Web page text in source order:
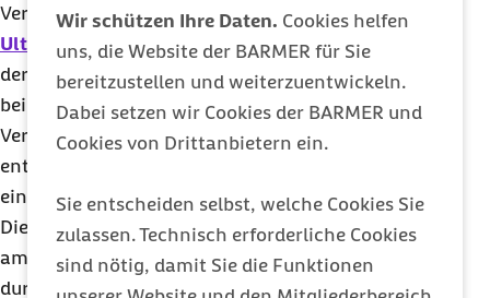
Wir schützen Ihre Daten. Cookies helfen
uns, die Website der BARMER für Sie
bereitzustellen und weiterzuentwickeln.
Dabei setzen wir Cookies der BARMER und
Cookies von Drittanbietern ein.
Sie entscheiden selbst, welche Cookies Sie
zulassen. Technisch erforderliche Cookies
sind nötig, damit Sie die Funktionen
Verfahren eingesetzt. Dazu zählen die
Ultraschalluntersuchung sowie die Mammografie
der Brust und der umliegenden Lymphbahnen. Da
bei den meisten Männern das Brustgewebe im
Vergleich zu Frauen wesentlich dichter ist,
entnimmt der Mediziner häufig zusätzlich mit
einer feinen Nadel eine Gewebeprobe aus der Brust.
Dieses Verfahren heißtBiopsie. Sie wird meist
ambulant mit einer örtlichen Betäubung
durchgeführt.